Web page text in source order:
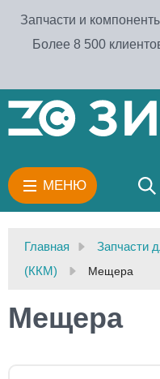
Запчасти и
Более 8 500
МЕНЮ
Главная
Запчасти
(ККМ)
Мещера
Мещера